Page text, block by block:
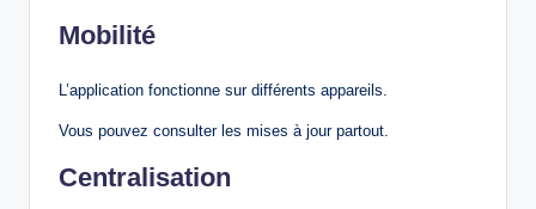
Mobilité
L’application fonctionne sur différents appareils.
Vous pouvez consulter les mises à jour partout.
Centralisation